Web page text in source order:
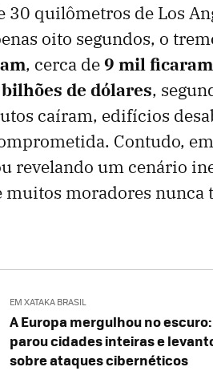
30 quilômetros de Los
oito segundos, o
, cerca de9 mil
bilhões de dólares,
caíram, edifícios
Contudo,
revelando um cenário
moradores nunca
EM XATAKA BRASIL
A Europa mergulhou no
parou cidades inteiras e
sobre ataques cibernéticos